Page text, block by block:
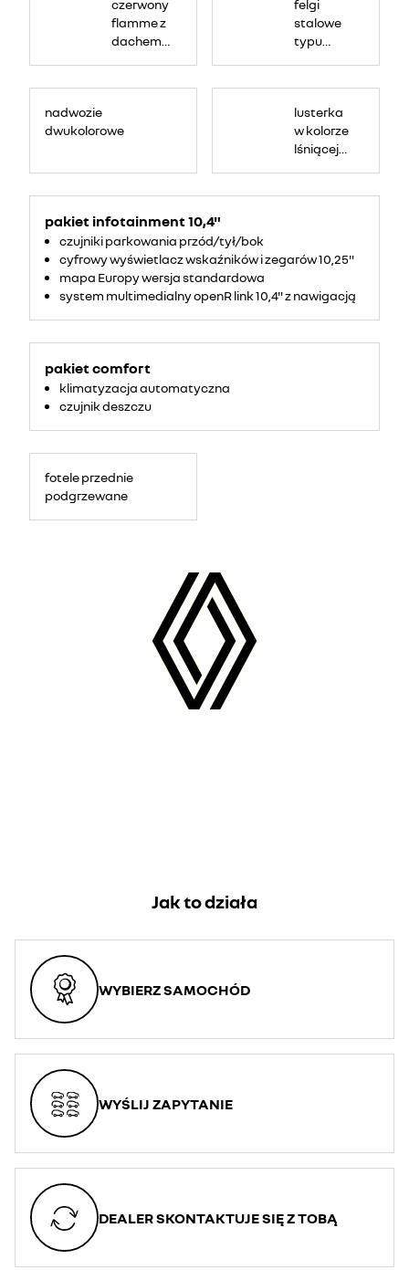
czerwony
flamme z
dachem
felgi
stalowe
typu
nadwozie
dwukolorowe
lusterka
w kolorze
lśniącej
pakiet infotainment 10,4"
czujniki parkowania przód/tył/bok
cyfrowy wyświetlacz wskaźników i zegarów 10,25"
mapa Europy wersja standardowa
system multimedialny openR link 10,4" z nawigacją
pakiet comfort
klimatyzacja automatyczna
czujnik deszczu
fotele przednie
podgrzewane
Jak to działa
WYBIERZ SAMOCHÓD
WYŚLIJ ZAPYTANIE
DEALER SKONTAKTUJE SIĘ Z TOBĄ